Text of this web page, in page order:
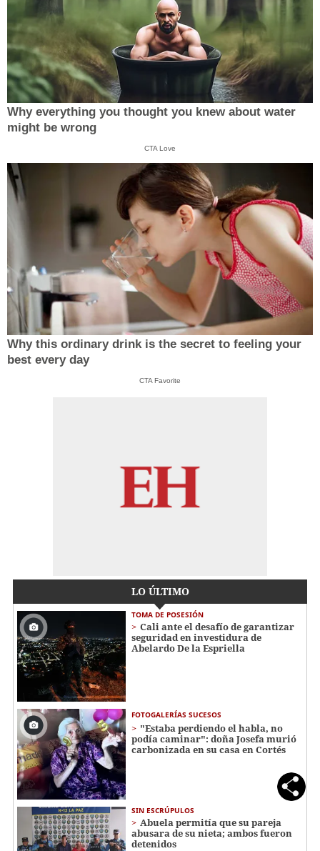
Why everything you thought you knew about water
might be wrong
CTA Love
Why this ordinary drink is the secret to feeling your
best every day
CTA Favorite
LO ÚLTIMO
TOMA DE POSESIÓN
Cali ante el desafío de garantizar
seguridad en investidura de
Abelardo De la Espriella
FOTOGALERÍAS SUCESOS
"Estaba perdiendo el habla, no
podía caminar": doña Josefa murió
carbonizada en su casa en Cortés
SIN ESCRÚPULOS
Abuela permitía que su pareja
abusara de su nieta; ambos fueron
detenidos